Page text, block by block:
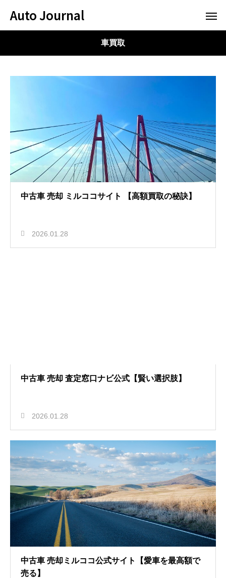
Auto Journal
車買取
中古車 売却 ミルココサイト 【高額買取の秘訣】
2026.01.28
中古車 売却 査定窓口ナビ公式【賢い選択肢】
2026.01.28
中古車 売却ミルココ公式サイト【愛車を最高額で
売る】